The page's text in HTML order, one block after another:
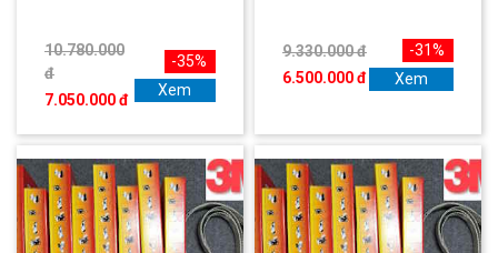
10.780.000
đ
7.050.000 đ
-35%
Xem
9.330.000 đ
6.500.000 đ
-31%
Xem